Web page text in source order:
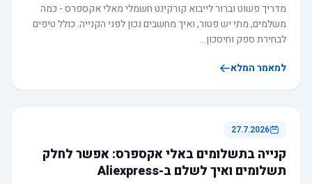
מדריך פשוט וברור לייבוא קורקינט חשמלי מאלי אקספרס - כמה
משלמים, מתי יש פטור, ואיך מחשבים נכון לפני הקנייה. כולל טיפים
לבחירת ספק וחיסכון…
למאמר המלא
27.7.2026
קנייה בתשלומים באלי אקספרס: אפשר לחלק
תשלומים ואיך לשלם ב-Aliexpress